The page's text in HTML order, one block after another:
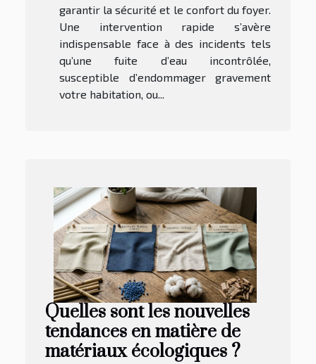
garantir la sécurité et le confort du foyer.
Une intervention rapide s’avère
indispensable face à des incidents tels
qu’une fuite d’eau incontrôlée,
susceptible d’endommager gravement
votre habitation, ou...
Quelles sont les nouvelles
tendances en matière de
matériaux écologiques ?